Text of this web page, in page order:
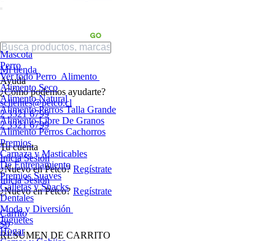
Mi tienda
Ayuda
¿Cómo podemos ayudarte?
sclientes@petco.cl
2 3321 6799
2 3321 6799
Tu cuenta
Inicia Sesión
¿Nuevo en Petco? Regístrate
Inicia Sesión
¿Nuevo en Petco? Regístrate
Carrito
$0
RESUMEN DE CARRITO
Mascota
Perro
Ver todo Perro Alimento
Alimento Seco
Alimento Natural
Alimento Perros Talla Grande
Alimento Libre De Granos
Alimento Perros Cachorros
Premios
Carnaza y Masticables
De Entrenamiento
Premios Suaves
Galletas y Snacks
Dentales
Moda y Diversión
Juguetes
Hogar